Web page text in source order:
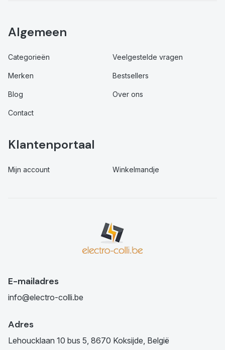
Algemeen
Categorieën Veelgestelde vragen
Merken Bestsellers
Blog Over ons
Contact
Klantenportaal
Mijn account Winkelmandje
E-mailadres
info@electro-colli.be
Adres
Lehoucklaan 10 bus 5, 8670 Koksijde, België